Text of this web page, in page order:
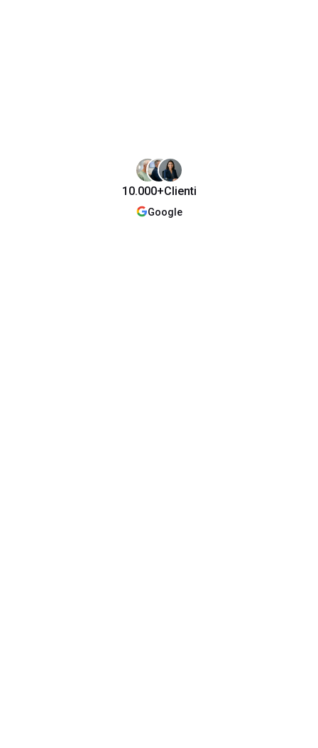
10.000+Clienti
Google